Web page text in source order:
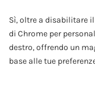
Sì, oltre a disabilitare
di Chrome per
destro, offrendo un
base alle tue